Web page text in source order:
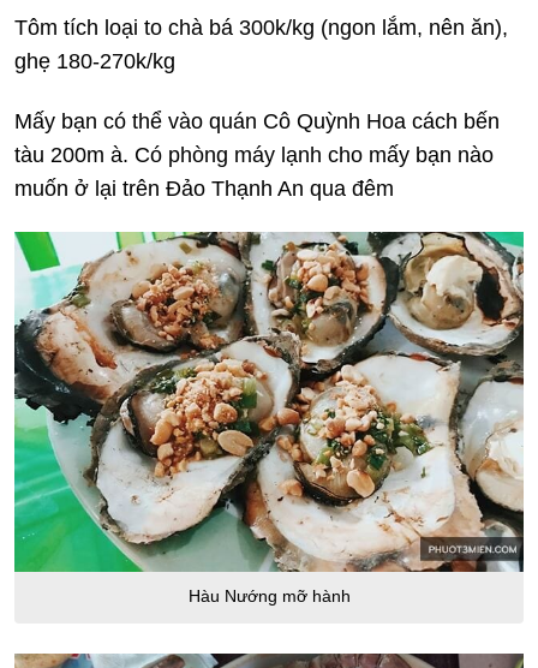
Tôm tích loại to chà bá 300k/kg (ngon lắm, nên ăn),
ghẹ 180-270k/kg
Mấy bạn có thể vào quán Cô Quỳnh Hoa cách bến
tàu 200m à. Có phòng máy lạnh cho mấy bạn nào
muốn ở lại trên Đảo Thạnh An qua đêm
Hàu Nướng mỡ hành